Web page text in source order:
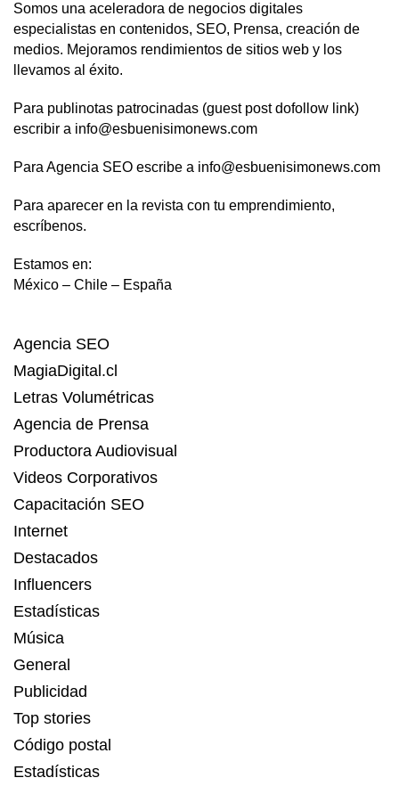
Somos una aceleradora de negocios digitales
especialistas en contenidos, SEO, Prensa, creación de
medios. Mejoramos rendimientos de sitios web y los
llevamos al éxito.
Para publinotas patrocinadas (guest post dofollow link)
escribir a info@esbuenisimonews.com
Para Agencia SEO escribe a info@esbuenisimonews.com
Para aparecer en la revista con tu emprendimiento,
escríbenos.
Estamos en:
México – Chile – España
Agencia SEO
MagiaDigital.cl
Letras Volumétricas
Agencia de Prensa
Productora Audiovisual
Videos Corporativos
Capacitación SEO
Internet
Destacados
Influencers
Estadísticas
Música
General
Publicidad
Top stories
Código postal
Estadísticas